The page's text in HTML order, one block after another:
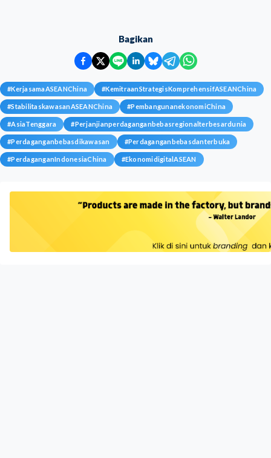
Bagikan
#KerjasamaASEANChina #KemitraanStrategisKomprehensifASEANChina
#StabilitaskawasanASEANChina #PembangunanekonomiChina
#AsiaTenggara #Perjanjianperdaganganbebasregionalterbesardunia
#Perdaganganbebasdikawasan #Perdaganganbebasdanterbuka
#PerdaganganIndonesiaChina #EkonomidigitalASEAN